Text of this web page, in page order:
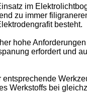
im
zu immer
besteht.
hohe
erfordert und
Werkstoffs bei